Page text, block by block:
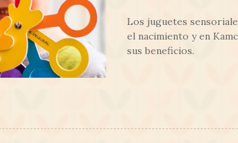
Los juguetes
el nacimiento y en
sus beneficios.